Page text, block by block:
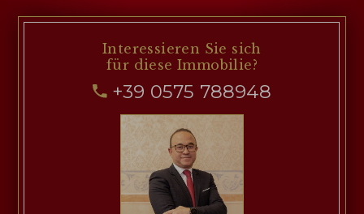
Interessieren Sie sich
für diese Immobilie?
+39 0575 788948